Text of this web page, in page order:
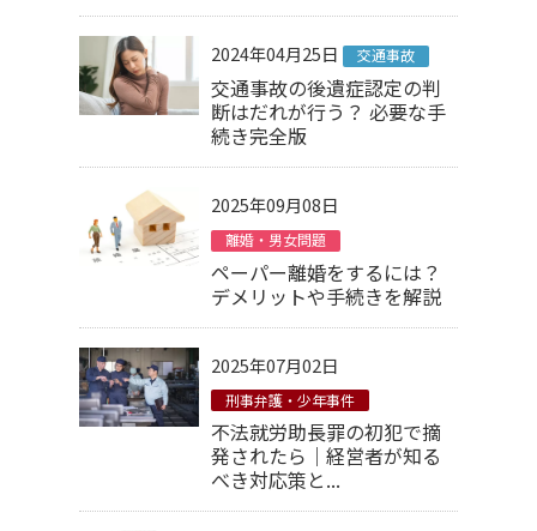
2024年04月25日 交通事故
交通事故の後遺症認定の判
断はだれが行う？ 必要な手
続き完全版
2025年09月08日
離婚・男女問題
ペーパー離婚をするには？
デメリットや手続きを解説
2025年07月02日
刑事弁護・少年事件
不法就労助長罪の初犯で摘
発されたら｜経営者が知る
べき対応策と...